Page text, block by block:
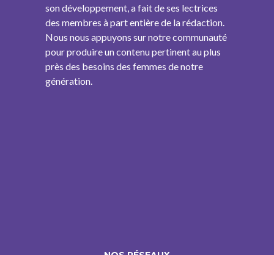
son développement, a fait de ses lectrices
des membres à part entière de la rédaction.
Nous nous appuyons sur notre communauté
pour produire un contenu pertinent au plus
près des besoins des femmes de notre
génération.